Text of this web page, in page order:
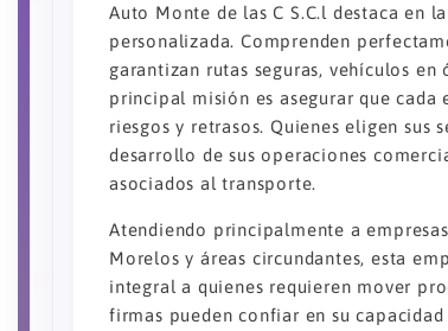
Auto Monte de las C S.C.l destaca en
personalizada. Comprenden
garantizan rutas seguras, vehículos
principal misión es asegurar que
riesgos y retrasos. Quienes eligen sus
desarrollo de sus operaciones
asociados al transporte.
Atendiendo principalmente a
Morelos y áreas circundantes, esta
integral a quienes requieren mover
firmas pueden confiar en su